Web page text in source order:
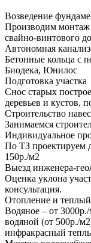
Возведение
Производим
свайно-винтового
Автономная
Бетонные кольца с
Биодека, Юнилос
Подготовка участка
Снос старых
деревьев и кустов,
Строительство
Занимаемся
Индивидуальное
По ТЗ проектируем
150р./м2
Выезд инженера-
Оценка уклона
консультация.
Отопление и
Водяное – от
водяной (от 500р./
инфракрасный